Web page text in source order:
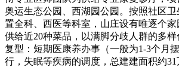
奥运生态公园、西湖园公园。按照社区
置全科、西医等科室，山庄设有唯逐个
供给近20种菜品，以满脚分歧人群的多
复型：短期医康养办事（一般为1-3个月
行，失眠等疾病的调度，总建建面积约